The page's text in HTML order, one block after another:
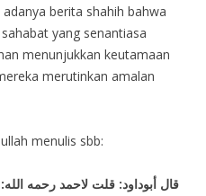
berita shahih bahwa
yang senantiasa
menunjukkan keutamaan
merutinkan amalan
menulis sbb:
قال أبوداود: قلت لاحمد رحمه